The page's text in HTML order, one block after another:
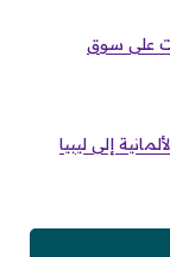
على سوق
إلى ليبيا